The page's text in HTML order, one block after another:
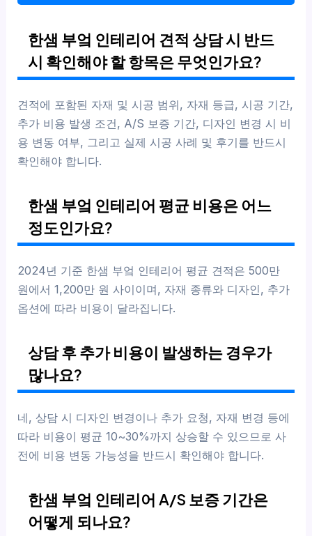
한샘 부엌 인테리어 견적 상담 시 반드
시 확인해야 할 항목은 무엇인가요?
견적에 포함된 자재 및 시공 범위, 자재 등급, 시공 기간,
추가 비용 발생 조건, A/S 보증 기간, 디자인 변경 시 비
용 변동 여부, 그리고 실제 시공 사례 및 후기를 반드시
확인해야 합니다.
한샘 부엌 인테리어 평균 비용은 어느
정도인가요?
2024년 기준 한샘 부엌 인테리어 평균 견적은 500만
원에서 1,200만 원 사이이며, 자재 종류와 디자인, 추가
옵션에 따라 비용이 달라집니다.
상담 후 추가 비용이 발생하는 경우가
많나요?
네, 상담 시 디자인 변경이나 추가 요청, 자재 변경 등에
따라 비용이 평균 10~30%까지 상승할 수 있으므로 사
전에 비용 변동 가능성을 반드시 확인해야 합니다.
한샘 부엌 인테리어 A/S 보증 기간은
어떻게 되나요?